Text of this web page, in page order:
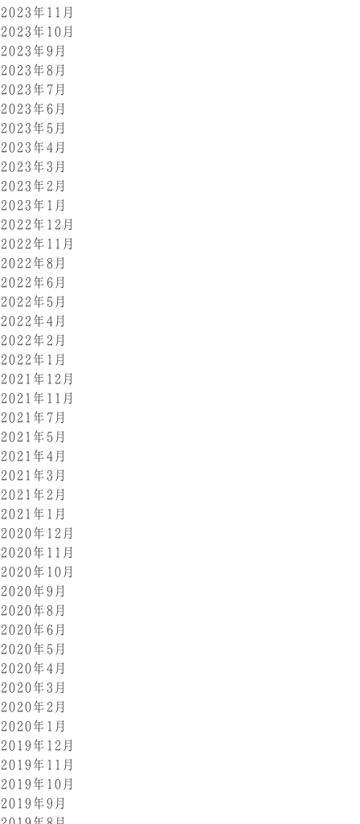
2023年11月
2023年10月
2023年9月
2023年8月
2023年7月
2023年6月
2023年5月
2023年4月
2023年3月
2023年2月
2023年1月
2022年12月
2022年11月
2022年8月
2022年6月
2022年5月
2022年4月
2022年2月
2022年1月
2021年12月
2021年11月
2021年7月
2021年5月
2021年4月
2021年3月
2021年2月
2021年1月
2020年12月
2020年11月
2020年10月
2020年9月
2020年8月
2020年6月
2020年5月
2020年4月
2020年3月
2020年2月
2020年1月
2019年12月
2019年11月
2019年10月
2019年9月